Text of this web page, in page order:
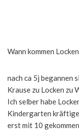
Wann kommen
nach ca 5j begannen
Krause zu Locken zu
Ich selber habe
Kindergarten
erst mit 10